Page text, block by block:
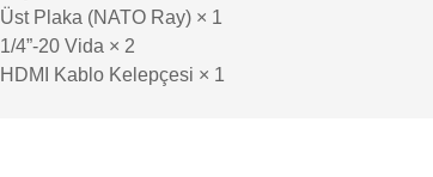
Üst Plaka (NATO Ray) × 1
1/4”-20 Vida × 2
HDMI Kablo Kelepçesi × 1